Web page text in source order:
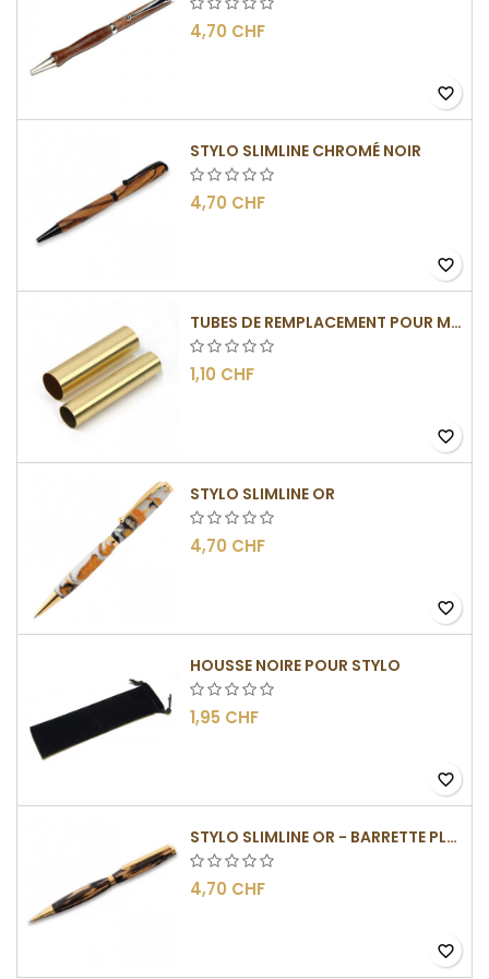
4,70 CHF
favorite_border
STYLO SLIMLINE CHROMÉ NOIR
4,70 CHF
favorite_border
TUBES DE REMPLACEMENT POUR MÉCANISME SLIMLINE
1,10 CHF
favorite_border
STYLO SLIMLINE OR
4,70 CHF
favorite_border
HOUSSE NOIRE POUR STYLO
1,95 CHF
favorite_border
STYLO SLIMLINE OR - BARRETTE PLATE
4,70 CHF
favorite_border